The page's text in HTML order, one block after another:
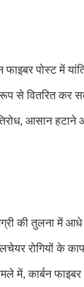
पोस्ट में
से वितरित कर
आसान हटाने
की तुलना में
रोगियों के
में, कार्बन फाइबर